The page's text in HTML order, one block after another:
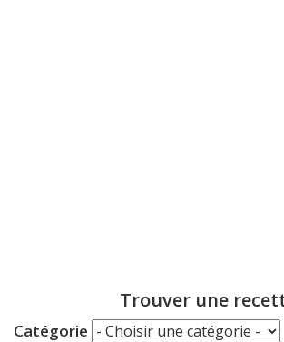
Trouver une
Catégorie